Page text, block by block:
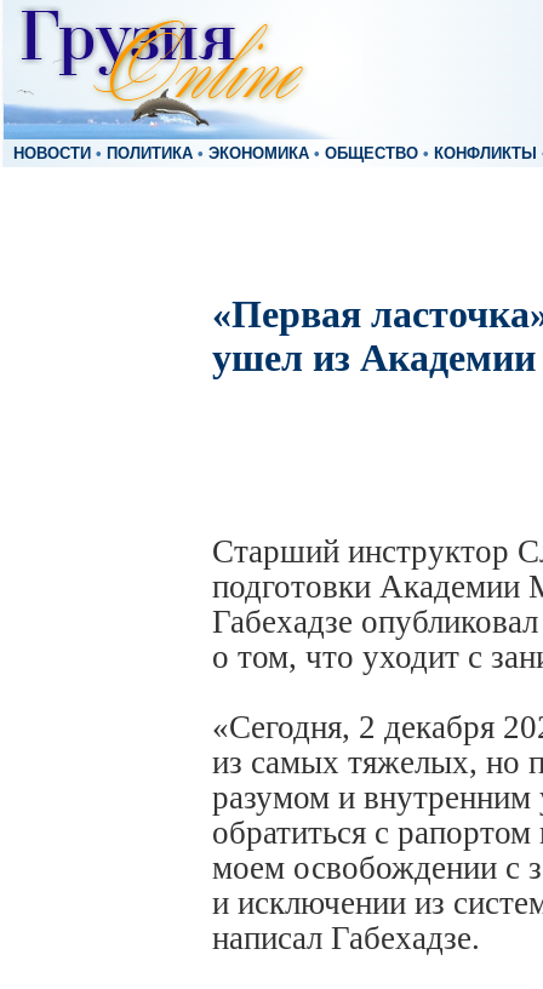
НОВОСТИ • ПОЛИТИКА • ЭКОНОМИКА • ОБЩЕСТВО • КОНФЛИКТЫ
«Первая
ушел из
Старший инструктор
подготовки Академии
Габехадзе
о том, что уходит с
«Сегодня, 2 декабря
из самых тяжелых, но
разумом и
обратиться с
моем освобождении с
и исключении из
написал Габехадзе.